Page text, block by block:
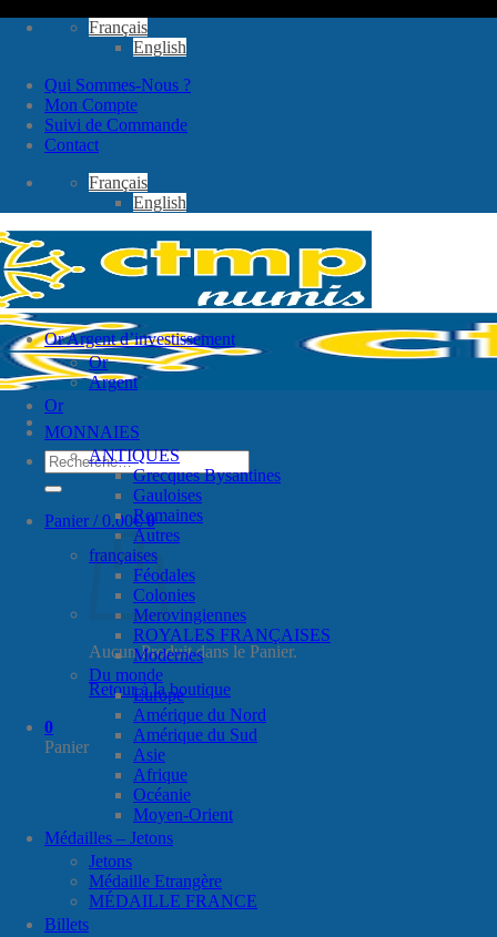
Passer
Français
English
Qui Sommes-Nous ?
Mon Compte
Suivi de Commande
Contact
Français
English
Recherche
pour :
Panier /0.00€ 0
Aucun Produit dans le Panier.
Retour à la boutique
0
Panier
Or Argent d’investissement
Or
Argent
Or
MONNAIES
ANTIQUES
Grecques Bysantines
Gauloises
Romaines
Autres
françaises
Féodales
Colonies
Merovingiennes
ROYALES FRANÇAISES
Modernes
Du monde
Europe
Amérique du Nord
Amérique du Sud
Asie
Afrique
Océanie
Moyen-Orient
Médailles – Jetons
Jetons
Médaille Etrangère
MÉDAILLE FRANCE
Billets